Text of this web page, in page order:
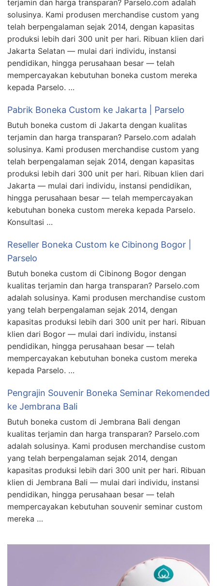
terjamin dan harga transparan? Parselo.com adalah
solusinya. Kami produsen merchandise custom yang
telah berpengalaman sejak 2014, dengan kapasitas
produksi lebih dari 300 unit per hari. Ribuan klien dari
Jakarta Selatan — mulai dari individu, instansi
pendidikan, hingga perusahaan besar — telah
mempercayakan kebutuhan boneka custom mereka
kepada Parselo. …
Pabrik Boneka Custom ke Jakarta | Parselo
Butuh boneka custom di Jakarta dengan kualitas
terjamin dan harga transparan? Parselo.com adalah
solusinya. Kami produsen merchandise custom yang
telah berpengalaman sejak 2014, dengan kapasitas
produksi lebih dari 300 unit per hari. Ribuan klien dari
Jakarta — mulai dari individu, instansi pendidikan,
hingga perusahaan besar — telah mempercayakan
kebutuhan boneka custom mereka kepada Parselo.
Konsultasi …
Reseller Boneka Custom ke Cibinong Bogor |
Parselo
Butuh boneka custom di Cibinong Bogor dengan
kualitas terjamin dan harga transparan? Parselo.com
adalah solusinya. Kami produsen merchandise custom
yang telah berpengalaman sejak 2014, dengan
kapasitas produksi lebih dari 300 unit per hari. Ribuan
klien dari Bogor — mulai dari individu, instansi
pendidikan, hingga perusahaan besar — telah
mempercayakan kebutuhan boneka custom mereka
kepada Parselo. …
Pengrajin Souvenir Boneka Seminar Rekomended
ke Jembrana Bali
Butuh boneka custom di Jembrana Bali dengan
kualitas terjamin dan harga transparan? Parselo.com
adalah solusinya. Kami produsen merchandise custom
yang telah berpengalaman sejak 2014, dengan
kapasitas produksi lebih dari 300 unit per hari. Ribuan
klien di Jembrana Bali — mulai dari individu, instansi
pendidikan, hingga perusahaan besar — telah
mempercayakan kebutuhan souvenir seminar custom
mereka …